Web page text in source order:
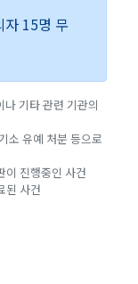
자 15명 무
기타 관련 기관의
소 유예 처분 등으로
이 진행중인 사건
된 사건